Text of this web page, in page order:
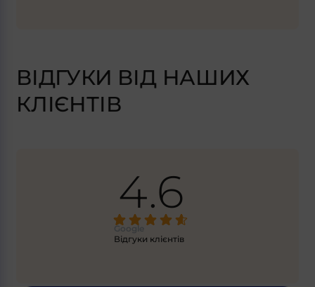
ВІДГУКИ ВІД НАШИХ
КЛІЄНТІВ
4.6
Google
Відгуки клієнтів